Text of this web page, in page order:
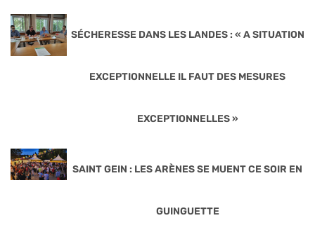
SÉCHERESSE DANS LES LANDES : « A SITUATION
EXCEPTIONNELLE IL FAUT DES MESURES
EXCEPTIONNELLES »
SAINT GEIN : LES ARÈNES SE MUENT CE SOIR EN
GUINGUETTE